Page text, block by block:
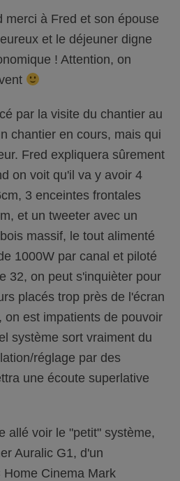
merci à Fred et son épouse
et le déjeuner digne
! Attention, on
par la visite du chantier au
chantier en cours, mais qui
Fred expliquera sûrement
on voit qu'il va y avoir 4
3 enceintes frontales
et un tweeter avec un
massif, le tout alimenté
1000W par canal et piloté
32, on peut s'inquièter pour
placés trop près de l'écran
on est impatients de pouvoir
système sort vraiment du
réglage par des
une écoute superlative
allé voir le "petit" système,
Auralic G1, d'un
Cinema Mark